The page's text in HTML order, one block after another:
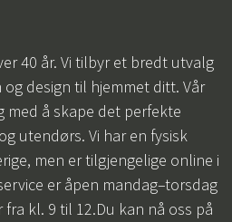
40 år. Vi tilbyr et bredt utvalg
design til hjemmet ditt. Vår
med å skape det perfekte
utendørs. Vi har en fysisk
men er tilgjengelige online i
er åpen mandag–torsdag
kl. 9 til 12.Du kan nå oss på